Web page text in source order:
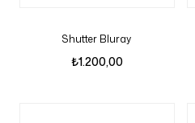
Shutter Bluray
₺1.200,00